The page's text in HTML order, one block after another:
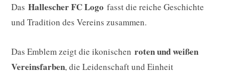
Das Hallescher FC Logo fasst die reiche Geschichte
und Tradition des Vereins zusammen.
Das Emblem zeigt die ikonischen roten und weißen
Vereinsfarben, die Leidenschaft und Einheit